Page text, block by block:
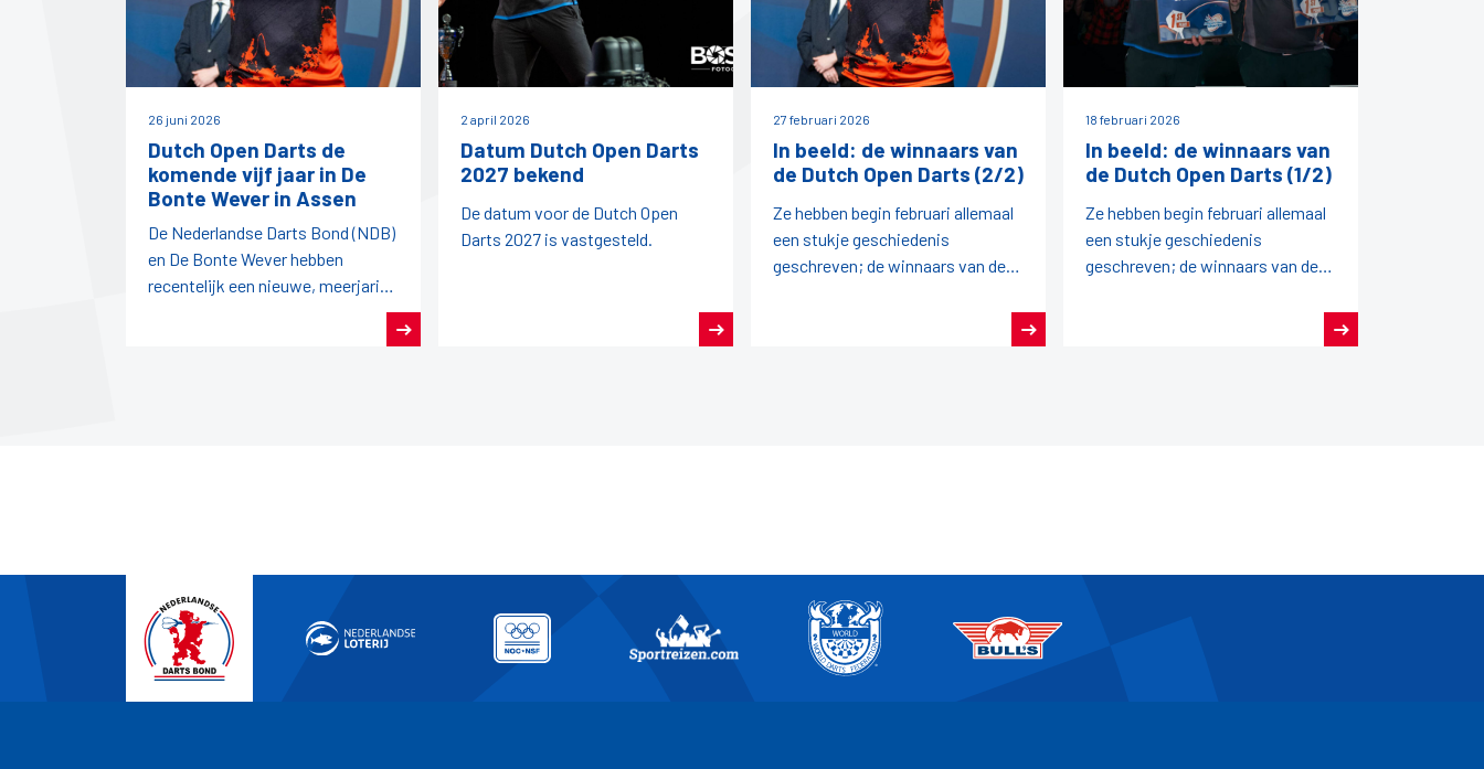
26 juni 2026
Dutch Open Darts de
komende vijf jaar in De
Bonte Wever in Assen
De Nederlandse Darts Bond (NDB)
en De Bonte Wever hebben
recentelijk een nieuwe, meerjarige
2 april 2026
Datum Dutch Open Darts
2027 bekend
De datum voor de Dutch Open
Darts 2027 is vastgesteld.
27 februari 2026
In beeld: de winnaars van
de Dutch Open Darts (2/2)
Ze hebben begin februari allemaal
een stukje geschiedenis
geschreven; de winnaars van de
18 februari 2026
In beeld: de winnaars van
de Dutch Open Darts (1/2)
Ze hebben begin februari allemaal
een stukje geschiedenis
geschreven; de winnaars van de